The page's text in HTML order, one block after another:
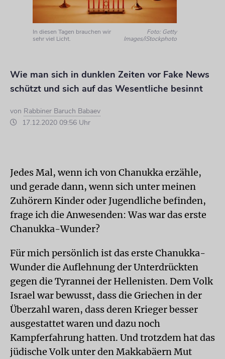
In diesen Tagen brauchen wir
sehr viel Licht.
Foto: Getty
Images/iStockphoto
Wie man sich in dunklen Zeiten vor Fake News
schützt und sich auf das Wesentliche besinnt
von Rabbiner Baruch Babaev
17.12.2020 09:56 Uhr
Jedes Mal, wenn ich von Chanukka erzähle,
und gerade dann, wenn sich unter meinen
Zuhörern Kinder oder Jugendliche befinden,
frage ich die Anwesenden: Was war das erste
Chanukka-Wunder?
Für mich persönlich ist das erste Chanukka-
Wunder die Auflehnung der Unterdrückten
gegen die Tyrannei der Hellenisten. Dem Volk
Israel war bewusst, dass die Griechen in der
Überzahl waren, dass deren Krieger besser
ausgestattet waren und dazu noch
Kampferfahrung hatten. Und trotzdem hat das
jüdische Volk unter den Makkabäern Mut